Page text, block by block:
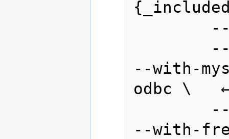
--with-
odbc \   ←
--with-